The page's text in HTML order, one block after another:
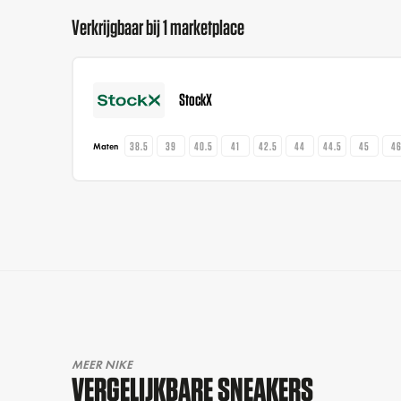
Verkrijgbaar bij 1 marketplace
StockX
Maten 38.5 39 40.5 41 42.5 44 44.5 45
MEER NIKE
VERGELIJKBARE SNEAKERS